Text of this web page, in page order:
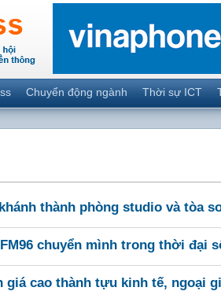
Chuyển động ngành Thời sự ICT
thành phòng studio và tòa
chuyển mình trong thời đại
giá cao thành tựu kinh tế, ngoại